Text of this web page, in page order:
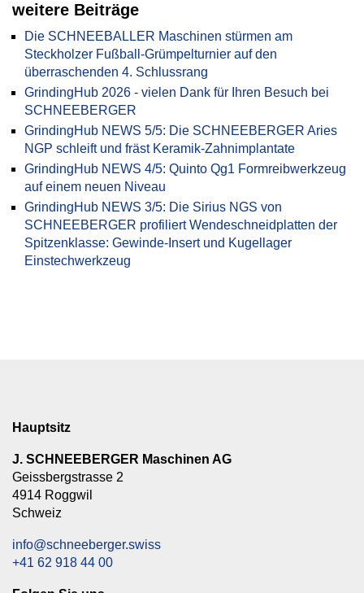
weitere Beiträge
Die SCHNEEBALLER Maschinen stürmen am
Steckholzer Fußball-Grümpelturnier auf den
überraschenden 4. Schlussrang
GrindingHub 2026 - vielen Dank für Ihren Besuch bei
SCHNEEBERGER
GrindingHub NEWS 5/5: Die SCHNEEBERGER Aries
NGP schleift und fräst Keramik-Zahnimplantate
GrindingHub NEWS 4/5: Quinto Qg1 Formreibwerkzeug
auf einem neuen Niveau
GrindingHub NEWS 3/5: Die Sirius NGS von
SCHNEEBERGER profiliert Wendeschneidplatten der
Spitzenklasse: Gewinde-Insert und Kugellager
Einstechwerkzeug
Hauptsitz
J. SCHNEEBERGER Maschinen AG
Geissbergstrasse 2
4914 Roggwil
Schweiz
info@schneeberger.swiss
+41 62 918 44 00